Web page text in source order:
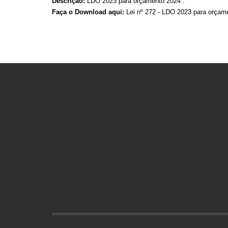
Faça o Download aqui: Lei nº 272 - LDO 2023 para